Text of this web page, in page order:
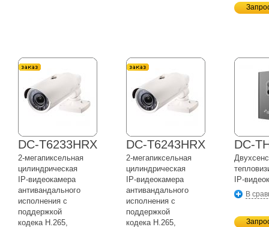
DC-T6233HRX
2-мегапиксельная
цилиндрическая
IP-видеокамера
антивандального
исполнения с
поддержкой
кодека H.265,
DC-T6243HRX
2-мегапиксельная
цилиндрическая
IP-видеокамера
антивандального
исполнения с
поддержкой
кодека H.265,
DC-
IP-
В